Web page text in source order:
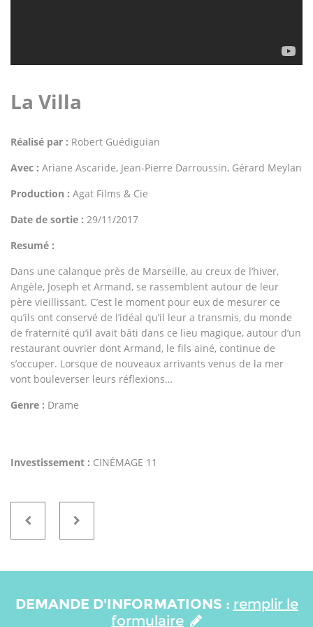
La Villa
Réalisé par : Robert Guédiguian
Avec : Ariane Ascaride, Jean-Pierre Darroussin, Gérard Meylan
Production : Agat Films & Cie
Date de sortie : 29/11/2017
Resumé :
Dans une calanque près de Marseille, au creux de l’hiver,
Angèle, Joseph et Armand, se rassemblent autour de leur
père vieillissant. C’est le moment pour eux de mesurer ce
qu’ils ont conservé de l’idéal qu’il leur a transmis, du monde
de fraternité qu’il avait bâti dans ce lieu magique, autour d’un
restaurant ouvrier dont Armand, le fils ainé, continue de
s’occuper. Lorsque de nouveaux arrivants venus de la mer
vont bouleverser leurs réflexions…
Genre : Drame
Investissement : CINÉMAGE 11
DEMANDE D'INFORMATIONS : remplir le
formulaire